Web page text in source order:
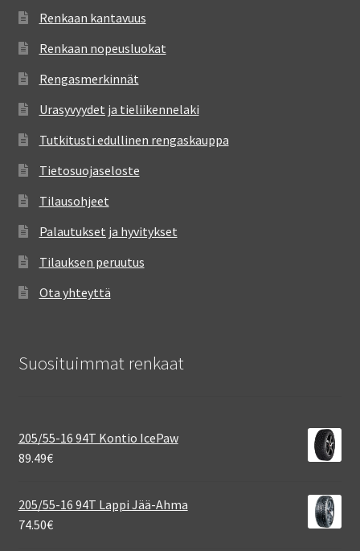
Renkaan kantavuus
Renkaan nopeusluokat
Rengasmerkinnät
Urasyvyydet ja tieliikennelaki
Tutkitusti edullinen rengaskauppa
Tietosuojaseloste
Tilausohjeet
Palautukset ja hyvitykset
Tilauksen peruutus
Ota yhteyttä
Suosituimmat renkaat
205/55-16 94T Kontio IcePaw
89.49€
205/55-16 94T Lappi Jää-Ahma
74.50€